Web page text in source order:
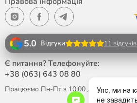
5.0 Відгуки 11 відгуків
Є питання? Телефонуйте:
+38 (063) 643 08 80
Працюємо Пн-Пт з 10:00 до 18:00